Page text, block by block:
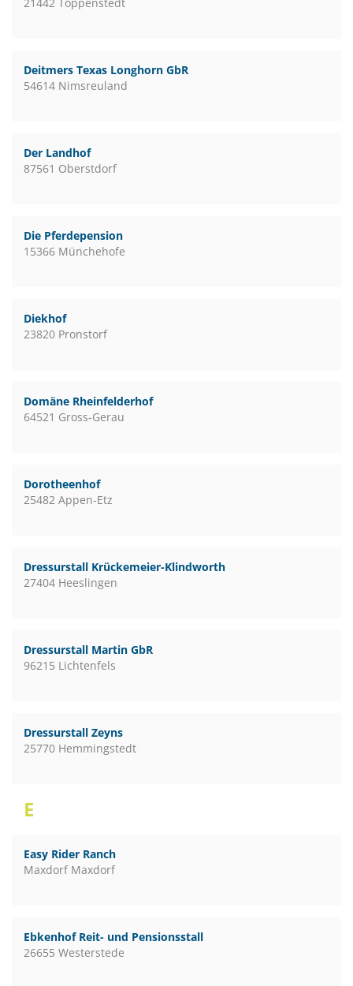
Deitmers Texas Longhorn GbR
54614 Nimsreuland
Der Landhof
87561 Oberstdorf
Die Pferdepension
15366 Münchehofe
Diekhof
23820 Pronstorf
Domäne Rheinfelderhof
64521 Gross-Gerau
Dorotheenhof
25482 Appen-Etz
Dressurstall Krückemeier-Klindworth
27404 Heeslingen
Dressurstall Martin GbR
96215 Lichtenfels
Dressurstall Zeyns
25770 Hemmingstedt
E
Easy Rider Ranch
Maxdorf Maxdorf
Ebkenhof Reit- und Pensionsstall
26655 Westerstede